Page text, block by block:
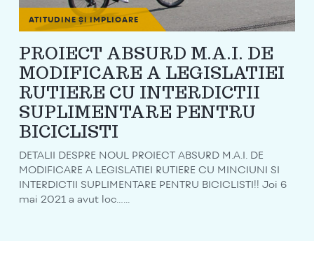
ATITUDINE ȘI IMPLICARE
PROIECT ABSURD M.A.I. DE
MODIFICARE A LEGISLATIEI
RUTIERE CU INTERDICTII
SUPLIMENTARE PENTRU
BICICLISTI
DETALII DESPRE NOUL PROIECT ABSURD M.A.I. DE
MODIFICARE A LEGISLATIEI RUTIERE CU MINCIUNI SI
INTERDICTII SUPLIMENTARE PENTRU BICICLISTI!! Joi 6
mai 2021 a avut loc…...